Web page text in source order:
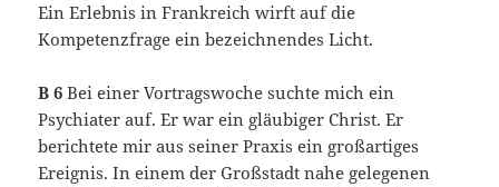
Ein Erlebnis in Frankreich wirft auf die
Kompetenzfrage ein bezeichnendes Licht.
B 6 Bei einer Vortragswoche suchte mich ein
Psychiater auf. Er war ein gläubiger Christ. Er
berichtete mir aus seiner Praxis ein großartiges
Ereignis. In einem der Großstadt nahe gelegenen